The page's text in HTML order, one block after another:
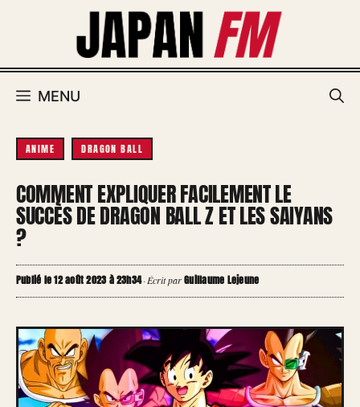
MENU
ANIME DRAGON BALL
COMMENT EXPLIQUER FACILEMENT LE
SUCCÈS DE DRAGON BALL Z ET LES SAIYANS
?
Publié le 12 août 2023 à 23h34·Écrit parGuillaume Lejeune